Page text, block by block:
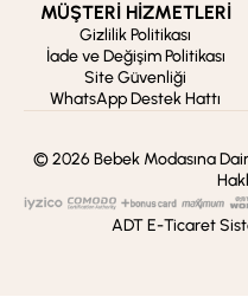
MÜŞTERİ HİZMETLERİ
Gizlilik Politikası
İade ve Değişim Politikası
Site Güvenliği
WhatsApp Destek Hattı
© 2026 Bebek Modasına
ADT E-Ticaret